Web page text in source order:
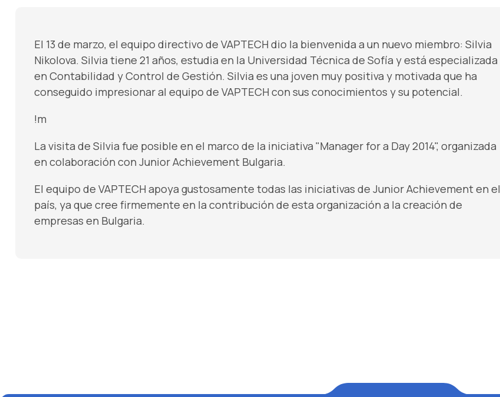
El 13 de marzo, el equipo directivo de VAPTECH dio la bienvenida a un nuevo miembro: Silvia
Nikolova. Silvia tiene 21 años, estudia en la Universidad Técnica de Sofía y está especializada
en Contabilidad y Control de Gestión. Silvia es una joven muy positiva y motivada que ha
conseguido impresionar al equipo de VAPTECH con sus conocimientos y su potencial.
!m
La visita de Silvia fue posible en el marco de la iniciativa "Manager for a Day 2014", organizada
en colaboración con Junior Achievement Bulgaria.
El equipo de VAPTECH apoya gustosamente todas las iniciativas de Junior Achievement en el
país, ya que cree firmemente en la contribución de esta organización a la creación de
empresas en Bulgaria.